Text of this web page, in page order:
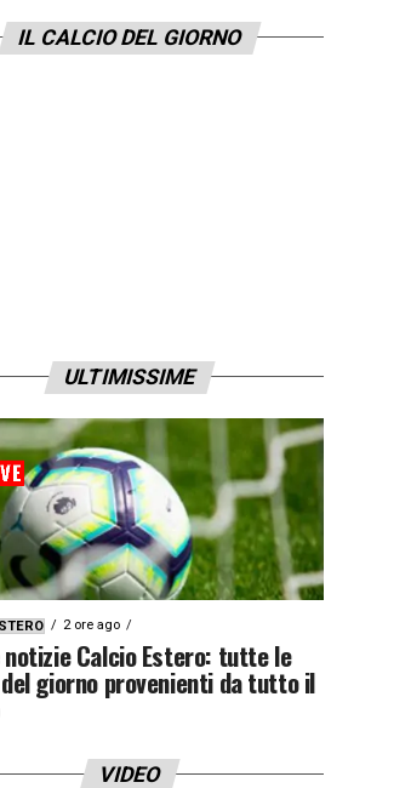
IL CALCIO DEL GIORNO
ULTIMISSIME
2 ore ago
Calcio Estero: tutte le
giorno provenienti da tutto il
VIDEO